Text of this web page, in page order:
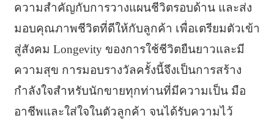
ความสำคัญกับการวางแผนชีวิตรอบด้าน และส่ง
มอบคุณภาพชีวิตที่ดีให้กับลูกค้า เพื่อเตรียมตัวเข้า
สู่สังคม Longevity ของการใช้ชีวิตยืนยาวและมี
ความสุข การมอบรางวัลครั้งนี้จึงเป็นการสร้าง
กำลังใจสำหรับนักขายทุกท่านที่มีความเป็น มือ
อาชีพและใส่ใจในตัวลูกค้า จนได้รับความไว้